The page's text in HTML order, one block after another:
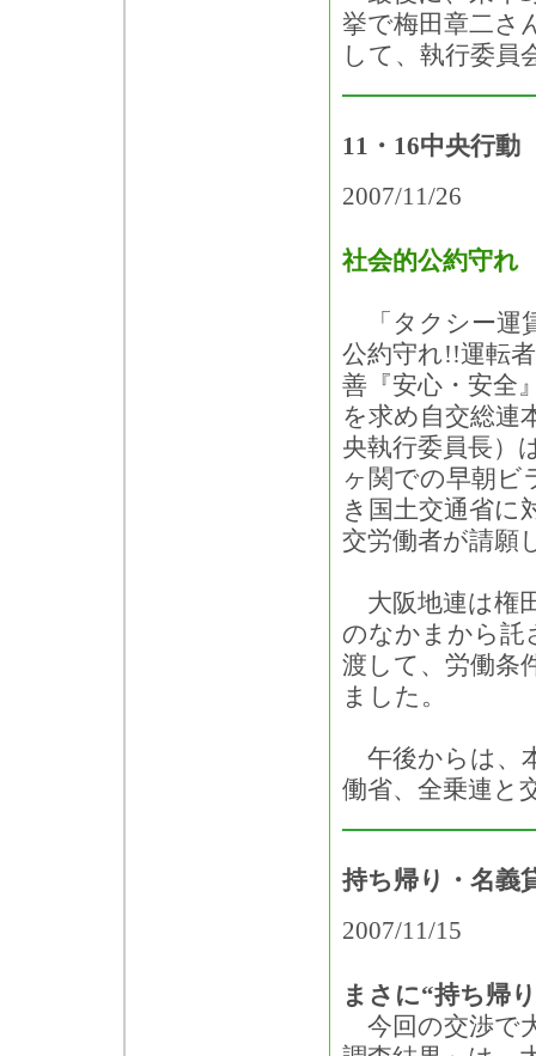
挙で梅田章二さ
して、執行委員
11・16中央行
2007/11/26
社会的公約守れ
「タクシー運
公約守れ!!運転
善『安心・安全
を求め自交総連
央執行委員長）
ヶ関での早朝ビ
き国土交通省に
交労働者が請願
大阪地連は権
のなかまから託
渡して、労働条
ました。
午後からは、
働省、全乗連と
持ち帰り・名義
2007/11/15
まさに“持ち帰
今回の交渉で